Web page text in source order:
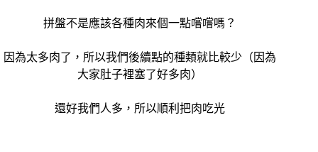
拼盤不是應該各種肉來個一點嚐嚐嗎？
因為太多肉了，所以我們後續點的種類就比較少（因為
大家肚子裡塞了好多肉）
還好我們人多，所以順利把肉吃光